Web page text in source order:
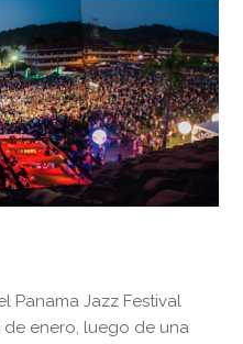
Panama Jazz Festival
enero, luego de una